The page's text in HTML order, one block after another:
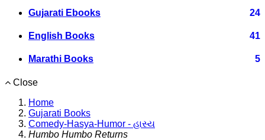
Gujarati Ebooks 24
English Books 41
Marathi Books 5
Close
Home
Gujarati Books
Comedy-Hasya-Humor - હાસ્ય
Humbo Humbo Returns